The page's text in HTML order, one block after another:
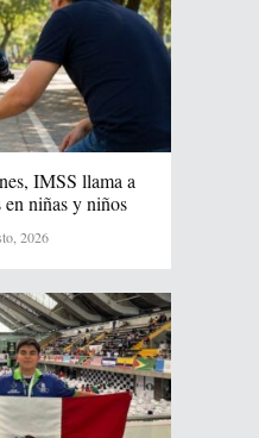
IMSS llama a
en niñas y niños
2026